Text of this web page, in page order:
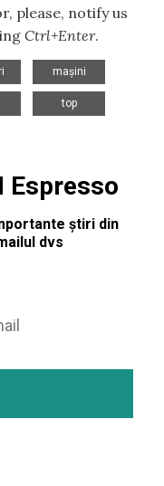
please, notify us
Ctrl+Enter.
mașini
top
Espresso
știri din
dvs